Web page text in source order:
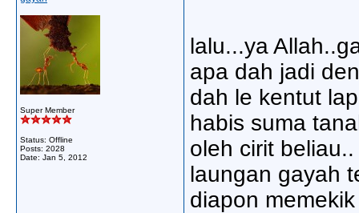
Super Member
Status: Offline
Posts: 2028
Date: Jan 5, 2012
lalu...ya
apa dah jadi
dah le kentut
habis suma
oleh cirit beliau..
laungan gayah
diapon